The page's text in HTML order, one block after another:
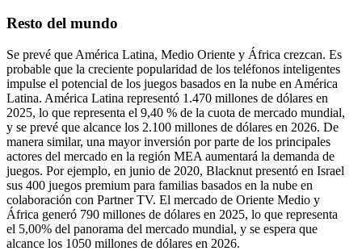
Resto del mundo
Se prevé que América Latina, Medio Oriente y África crezcan. Es
probable que la creciente popularidad de los teléfonos inteligentes
impulse el potencial de los juegos basados ​​en la nube en América
Latina. América Latina representó 1.470 millones de dólares en
2025, lo que representa el 9,40 % de la cuota de mercado mundial,
y se prevé que alcance los 2.100 millones de dólares en 2026. De
manera similar, una mayor inversión por parte de los principales
actores del mercado en la región MEA aumentará la demanda de
juegos. Por ejemplo, en junio de 2020, Blacknut presentó en Israel
sus 400 juegos premium para familias basados ​​en la nube en
colaboración con Partner TV. El mercado de Oriente Medio y
África generó 790 millones de dólares en 2025, lo que representa
el 5,00% del panorama del mercado mundial, y se espera que
alcance los 1050 millones de dólares en 2026.